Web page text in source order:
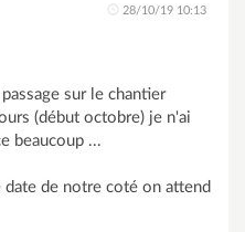
28/10/19 10:13
sur le chantier
(début octobre) je n'ai
beaucoup ...
date de notre coté on attend